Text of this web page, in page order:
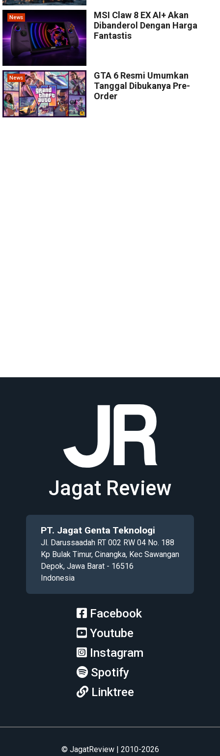
News
MSI Claw 8 EX AI+ Akan
Dibanderol Dengan Harga
Fantastis
News
GTA 6 Resmi Umumkan
Tanggal Dibukanya Pre-
Order
Jagat Review
PT. Jagat Genta Teknologi
Jl. Darussaadah RT 002 RW 04 No. 188
Kp Bulak Timur, Cinangka, Kec Sawangan
Depok, Jawa Barat - 16516
Indonesia
Facebook
Youtube
Instagram
Spotify
Linktree
© JagatReview | 2010-2026